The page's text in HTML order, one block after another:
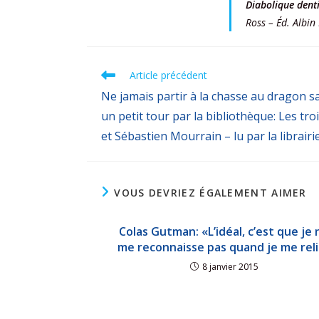
Diabolique
Ross – Éd.
Article précédent
Ne jamais partir à la chasse au dragon
un petit tour par la bibliothèque: Les
et Sébastien Mourrain – lu par la librairie
VOUS DEVRIEZ ÉGALEMENT AIMER
Colas Gutman: «L’idéal, c’est que je
me reconnaisse pas quand je me
8 janvier 2015